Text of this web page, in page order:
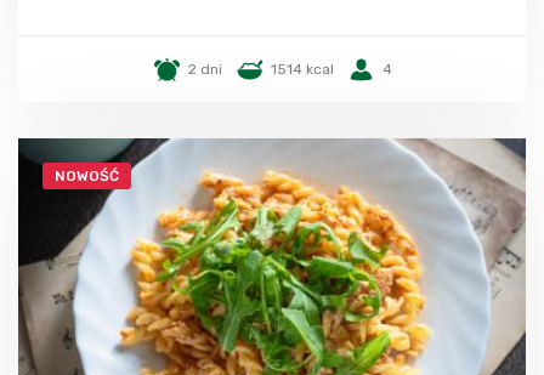
2 dni 1514 kcal 4
NOWOŚĆ